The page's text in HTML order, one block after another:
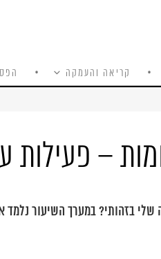
קריאה והעמקה
– פעילות
בזהותי? במערך השיעור